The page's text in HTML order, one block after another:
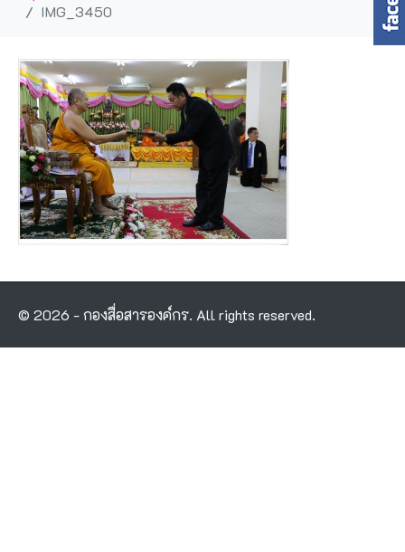
IMG_3450
© 2026 - กองสื่อสารองค์กร. All rights reserved.